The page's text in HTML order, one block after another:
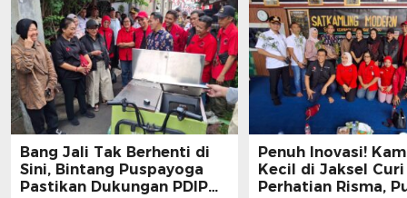
Bang Jali Tak Berhenti di
Sini, Bintang Puspayoga
Pastikan Dukungan PDIP
Penuh Inovasi!
Kecil di Jaksel Curi
Perhatian Risma,